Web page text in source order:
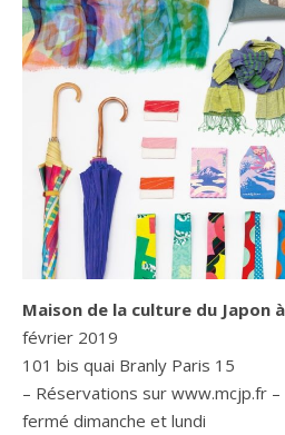
Maison de la culture du Japon
février 2019
101 bis quai Branly Paris 15
– Réservations sur www.mcjp.fr –
fermé dimanche et lundi